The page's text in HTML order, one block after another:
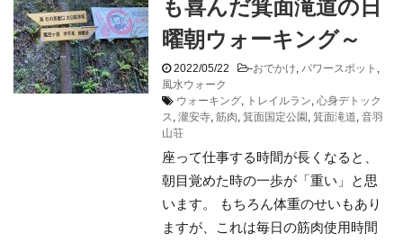
も喜んだ箕面滝道の日
曜朝ウォーキング～
2022/05/22 -おでかけ, パワースポット ,
風水ウォーク
ウォーキング, トレイルラン, 心身デトック
ス, 瀧安寺, 筋肉, 箕面国定公園 , 箕面滝道, 音羽
山荘
座って仕事する時間が長くなると、
朝目覚めた時の一歩が「重い」と思
います。 もちろん体重のせいもあり
ますが、これは毎日の筋肉使用時間